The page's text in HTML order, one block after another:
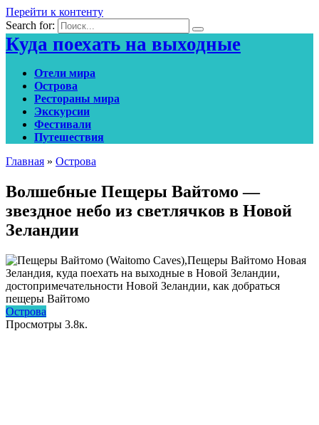
Перейти к контенту
Search for:
Куда поехать на выходные
Отели мира
Острова
Рестораны мира
Экскурсии
Фестивали
Путешествия
Главная » Острова
Волшебные Пещеры Вайтомо —
звездное небо из светлячков в Новой
Зеландии
Острова
Просмотры 3.8к.